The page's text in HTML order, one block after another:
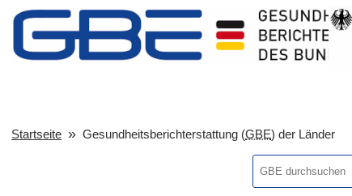
Startseite Gesundheitsberichterstattung (GBE) der Länder